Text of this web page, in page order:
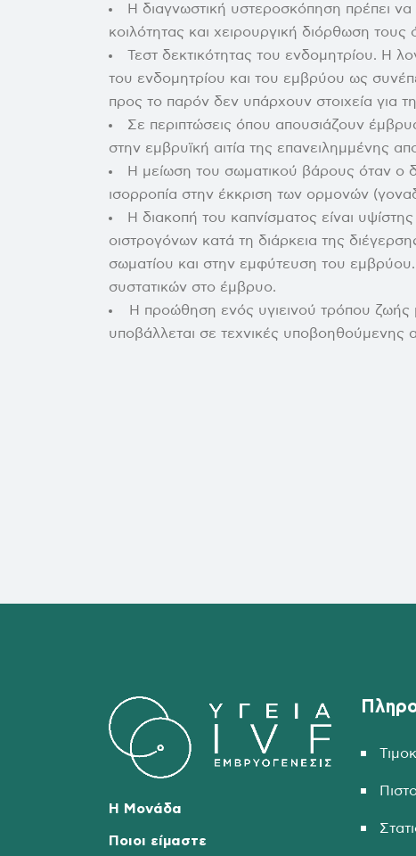
Η διαγνωστική υστεροσκόπηση πρέπει να
κοιλότητας και χειρουργική διόρθωση τους
Τεστ δεκτικότητας του ενδομητρίου. Η
του ενδομητρίου και του εμβρύου ως
προς το παρόν δεν υπάρχουν στοιχεία για
Σε περιπτώσεις όπου απουσιάζουν
στην εμβρυϊκή αιτία της επανειλημμένης
Η μείωση του σωματικού βάρους όταν ο
ισορροπία στην έκκριση των ορμονών
Η διακοπή του καπνίσματος είναι
οιστρογόνων κατά τη διάρκεια της
σωματίου και στην εμφύτευση του
συστατικών στο έμβρυο.
Η προώθηση ενός υγιεινού τρόπου ζωής
υποβάλλεται σε τεχνικές υποβοηθούμενης
Η Μονάδα
Ποιοι είμαστε